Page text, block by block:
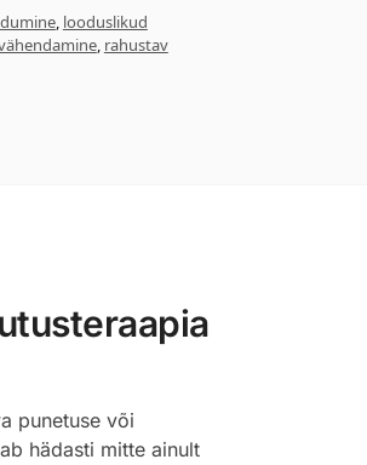
, looduslikud
, rahustav
punetuse või
hädasti mitte ainult